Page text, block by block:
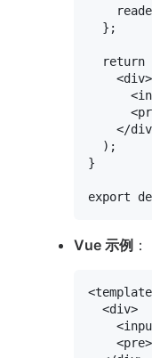
  };
return
<div>
<
<
</div
  );
}
export
Vue 示例 ：
<template
<div>
<
<pre>